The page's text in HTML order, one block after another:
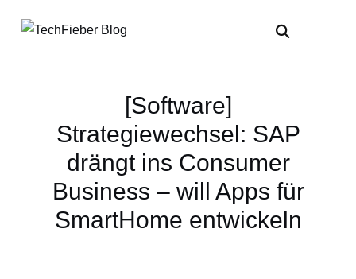
[Software]
Strategiewechsel: SAP
drängt ins Consumer
Business – will Apps für
SmartHome entwickeln